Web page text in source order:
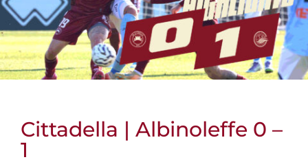
Cittadella | Albinoleffe 0 –
1